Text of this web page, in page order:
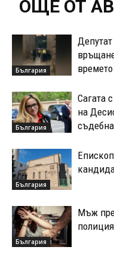
ОЩЕ ОТ
България
България
Сагата
на
България
България
Мъж